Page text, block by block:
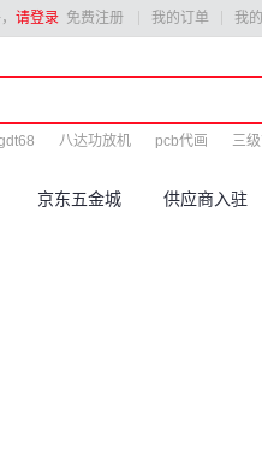
请登录 免费注册 我的订单 我
八达功放机 pcb代画 三
京东五金城 供应商入驻